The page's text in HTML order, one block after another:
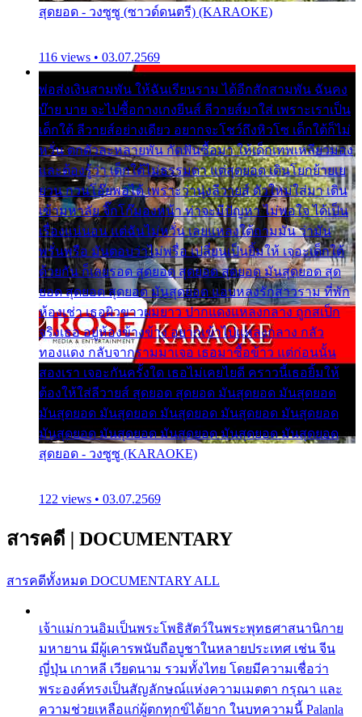
สุดยอด - วงซูซู (ซาวด์ดนตรี) (KARAOKE)
116 views • 03.07.2569
พ่อส่งเงินสามพัน ให้ฉันเรียนราม ได้อีกสักสามพัน ฉันคง
บ๊าย บาย จะไปซื้อกางเกงยีนส์ ลีวายส์มาใส่ เพราะเราเป็น
เด็กใต้ ลีวายส์อย่างเดียว อยากจะโชว์ถึงหิวโซ เด็กใต้ก็ไม่
หวั่น ตกตัวละหลายพัน กัดฟันซื้อมา ให้เด็กเทพเหลียวมอง
และต้องรู้ว่า เด็กใต้ไม่ธรรมดา แต่สุดยอด เดินโยกย้ายเย
ยวน กวนโอ๊ยพอได้ เพราะว่านุ่งลีวายส์ ตัวใหม่ใส่มา เดิน
เข้ามหาลัย จิ๊กโก๊มองหน้า ท่าจะมีปัญหา ไม่พอใจ ได้เป็น
เรื่องแน่นอน แต่ฉันไม่หวั่น เลยแหลงใต้ถามมัน ว่ามัน
พรั่นพรือ มันตอบว่าไม่พรื่อ เปลี่ยนเป็นยิ้มให้ เจอะเด็กใต้
ด้วยกัน ก็เลยรอด สุดยอด สุดยอด สุดยอด มันสุดยอด สุด
ยอด สุดยอด สุดยอด มันสุดยอด แอบหลงรักสาวราม ที่พัก
ห้องเช่า เธอผิวขาวผมยาว ปากแดงแหลงกลาง ถูกสเป็ก
จริงเธอ อยู่ห้องข้างข้าง อยากเข้าไปแหลงกลาง กลัว
ทองแดง กลับจากรามมาเจอ เธอมาซื้อข้าว แต่ก่อนนั้น
สองเรา เจอะกันครั้งใด เธอไม่เคยไยดี คราวนี้เธอยิ้มให้
ต้องให้ใส่ลีวายส์ สุดยอด สุดยอด มันสุดยอด มันสุดยอด
มันสุดยอด มันสุดยอด มันสุดยอด มันสุดยอด มันสุดยอด
มันสุดยอด มันสุดยอด มันสุดยอด มันสุดยอด มันสุดยอด
สุดยอด - วงซูซู (KARAOKE)
122 views • 03.07.2569
สารคดี | DOCUMENTARY
สารคดีทั้งหมด DOCUMENTARY ALL
เจ้าแม่กวนอิมเป็นพระโพธิสัตว์ในพระพุทธศาสนานิกาย
มหายาน มีผู้เคารพนับถือบูชาในหลายประเทศ เช่น จีน
ญี่ปุ่น เกาหลี เวียดนาม รวมทั้งไทย โดยมีความเชื่อว่า
พระองค์ทรงเป็นสัญลักษณ์แห่งความเมตตา กรุณา และ
ความช่วยเหลือแก่ผู้ตกทุกข์ได้ยาก ในบทความนี้ Palanla